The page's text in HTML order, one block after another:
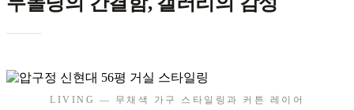
LIVING — 무채색 가구 스타일링과 커튼 레이어